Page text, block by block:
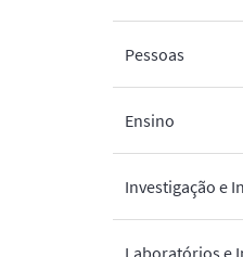
Pessoas
Ensino
Investigação e